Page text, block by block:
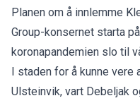
Planen om å innlemme
Group-konsernet starta
koronapandemien slo til
I staden for å kunne
Ulsteinvik, vart Debeljak